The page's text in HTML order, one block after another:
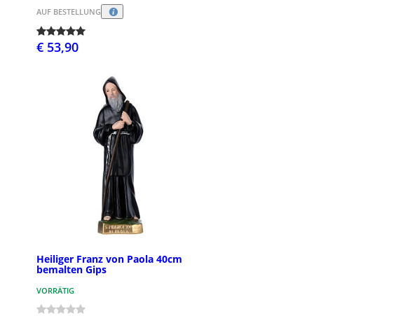
AUF BESTELLUNG
€ 53,90
Heiliger Franz von Paola 40cm
bemalten Gips
VORRÄTIG